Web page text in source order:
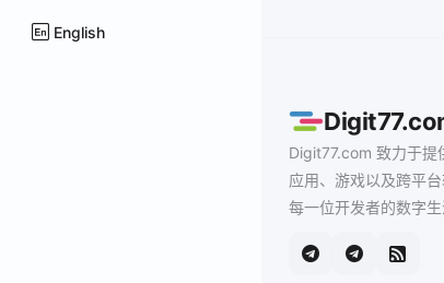
English
Digit77.com 致力于提
应用、游戏以及跨平
每一位开发者的数字生